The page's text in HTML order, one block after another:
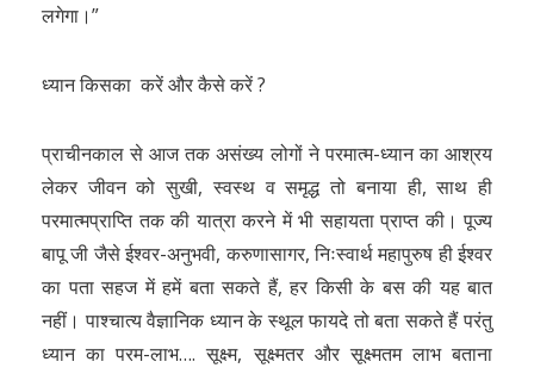
लगेगा।”
ध्यान किसका करें और कैसे करें ?
प्राचीनकाल से आज तक असंख्य लोगों ने परमात्म-ध्यान का आश्रय
लेकर जीवन को सुखी, स्वस्थ व समृद्ध तो बनाया ही, साथ ही
परमात्मप्राप्ति तक की यात्रा करने में भी सहायता प्राप्त की। पूज्य
बापू जी जैसे ईश्वर-अनुभवी, करुणासागर, निःस्वार्थ महापुरुष ही ईश्वर
का पता सहज में हमें बता सकते हैं, हर किसी के बस की यह बात
नहीं। पाश्चात्य वैज्ञानिक ध्यान के स्थूल फायदे तो बता सकते हैं परंतु
ध्यान का परम-लाभ…. सूक्ष्म, सूक्ष्मतर और सूक्ष्मतम लाभ बताना